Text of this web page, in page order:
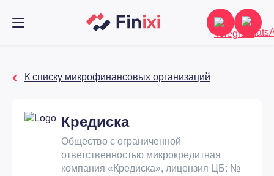
К списку микрофинансовых организаций
Кредиска
Общество с ограниченной
ответственностью микрокредитная
компания «Кредиска», лицензия ЦБ: №